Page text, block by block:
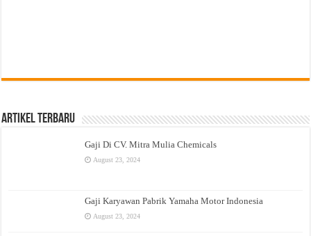
Artikel Terbaru
Gaji Di CV. Mitra Mulia Chemicals
August 23, 2024
Gaji Karyawan Pabrik Yamaha Motor Indonesia
August 23, 2024